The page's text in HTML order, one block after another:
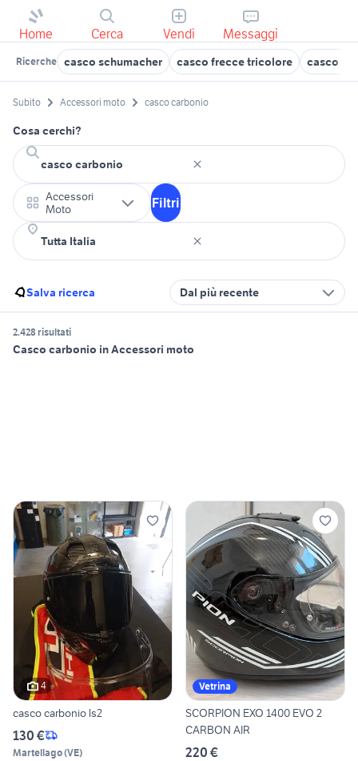
Home Cerca Vendi Messaggi
Ricerche casco schumacher casco frecce tricolore casco
Subito Accessori moto casco carbonio
Cosa cerchi?
Accessori
Moto
Filtri
Salva ricerca Dal più recente
2.428 risultati
Casco carbonio in Accessori moto
4
casco carbonio ls2
130 €
Martellago(VE)
Vetrina
SCORPION EXO 1400 EVO 2
CARBON AIR
220 €